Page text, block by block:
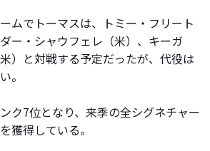
ムでトーマスは、トミー・フリート
ー・シャウフェレ（米）、キーガ
）と対戦する予定だったが、代役は
。
ク7位となり、来季の全シグネチャー
獲得している。